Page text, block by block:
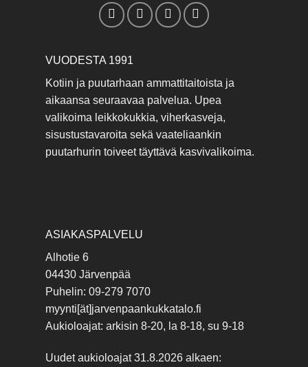
VUODESTA 1991
Kotiin ja puutarhaan ammattitaitoista ja
aikaansa seuraavaa palvelua. Upea
valikoima leikkokukkia, viherkasveja,
sisustustavaroita sekä vaateliaankin
puutarhurin toiveet täyttävä kasvivalikoima.
ASIAKASPALVELU
Alhotie 6
04430 Järvenpää
Puhelin: 09-279 7070
myynti[ät]jarvenpaankukkatalo.fi
Aukioloajat: arkisin 8-20, la 8-18, su 9-18
Uudet aukioloajat 31.8.2026 alkaen: